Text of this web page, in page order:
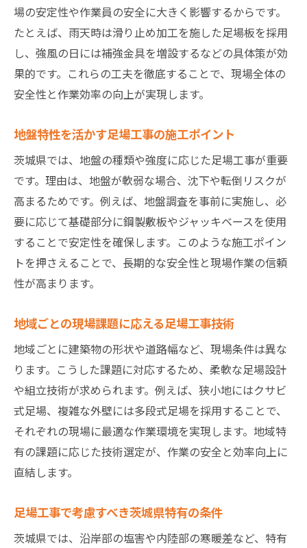
場の安定性や作業員の安全に大きく影響するからです。
たとえば、雨天時は滑り止め加工を施した足場板を採用
し、強風の日には補強金具を増設するなどの具体策が効
果的です。これらの工夫を徹底することで、現場全体の
安全性と作業効率の向上が実現します。
地盤特性を活かす足場工事の施工ポイント
茨城県では、地盤の種類や強度に応じた足場工事が重要
です。理由は、地盤が軟弱な場合、沈下や転倒リスクが
高まるためです。例えば、地盤調査を事前に実施し、必
要に応じて基礎部分に鋼製敷板やジャッキベースを使用
することで安定性を確保します。このような施工ポイン
トを押さえることで、長期的な安全性と現場作業の信頼
性が高まります。
地域ごとの現場課題に応える足場工事技術
地域ごとに建築物の形状や道路幅など、現場条件は異な
ります。こうした課題に対応するため、柔軟な足場設計
や組立技術が求められます。例えば、狭小地にはクサビ
式足場、複雑な外壁には多段式足場を採用することで、
それぞれの現場に最適な作業環境を実現します。地域特
有の課題に応じた技術選定が、作業の安全と効率向上に
直結します。
足場工事で考慮すべき茨城県特有の条件
茨城県では、沿岸部の塩害や内陸部の寒暖差など、特有